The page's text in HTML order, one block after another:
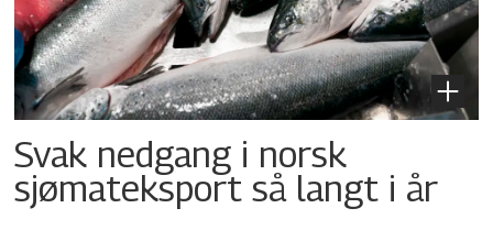
Svak nedgang i norsk
sjømateksport så langt i år